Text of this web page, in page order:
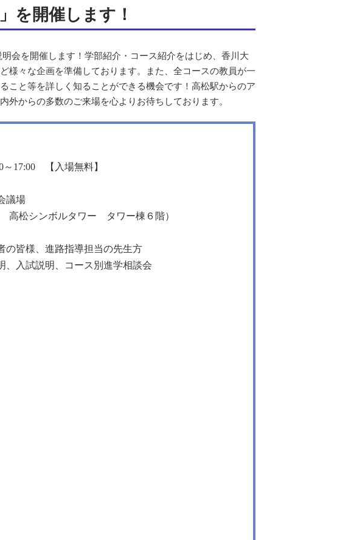
を開催します！
会を開催します！学部紹介・コース紹介をはじめ、香川大
様々な企画を準備しております。また、全コースの教員が一
こと等を詳しく知ることができる機会です！高松駅からのア
外からの多数のご来場を心よりお待ちしております。
【入場無料】
議場
ンボルタワー タワー棟６階）
様、進路指導担当の先生方
試説明、コース別進学相談会